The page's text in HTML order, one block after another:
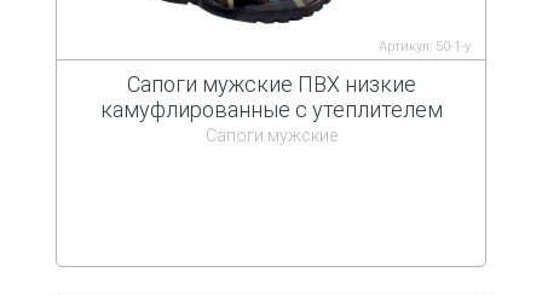
Артикул: 50-1-у
Сапоги мужские ПВХ низкие
камуфлированные с утеплителем
Сапоги мужские